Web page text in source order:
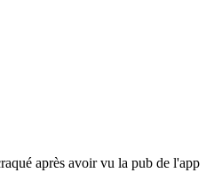
après avoir vu la pub de l'app